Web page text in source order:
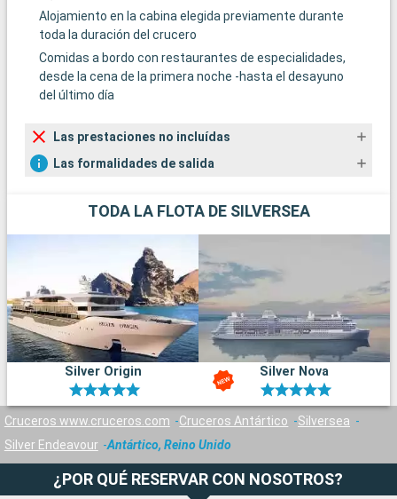
Alojamiento en la cabina elegida previamente durante
toda la duración del crucero
Comidas a bordo con restaurantes de especialidades,
desde la cena de la primera noche -hasta el desayuno
del último día
Las prestaciones no incluídas
Las formalidades de salida
TODA LA FLOTA DE SILVERSEA
Silver Origin Silver Nova
Cruceros www.cruceros.com Cruceros Antártico
Silversea
Silver Endeavour
Antártico, Reino Unido
¿POR QUÉ RESERVAR CON NOSOTROS?